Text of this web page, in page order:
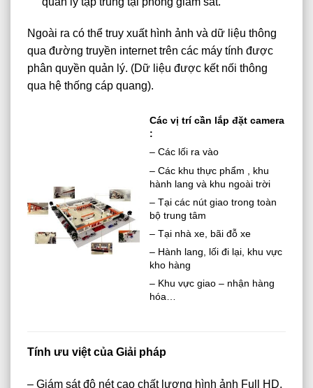
Ngoài ra có thể truy xuất hình ảnh và dữ liệu thông
qua đường truyền internet trên các máy tính được
phân quyền quản lý. (Dữ liệu được kết nối thông
qua hệ thống cáp quang).
Các vị trí cần lắp đặt camera
:
– Các lối ra vào
– Các khu thực phẩm , khu
hành lang và khu ngoài trời
– Tại các nút giao trong toàn
bộ trung tâm
– Tại nhà xe, bãi đỗ xe
– Hành lang, lối đi lại, khu vực
kho hàng
– Khu vực giao – nhận hàng
hóa…
Tính ưu việt của Giải pháp
– Giám sát độ nét cao chất lượng hình ảnh Full HD,